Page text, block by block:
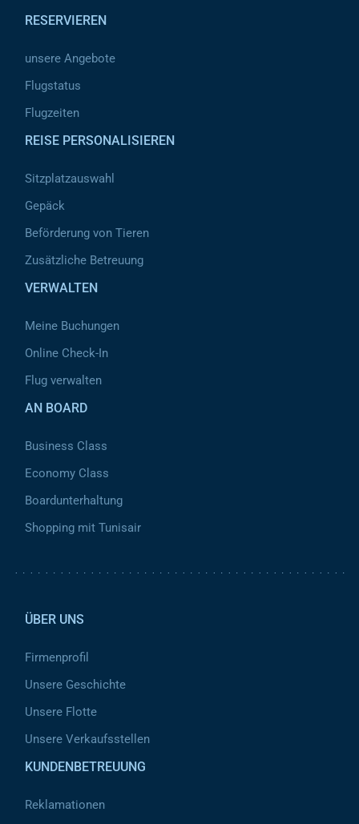
RESERVIEREN
unsere Angebote
Flugstatus
Flugzeiten
REISE PERSONALISIEREN
Sitzplatzauswahl
Gepäck
Beförderung von Tieren
Zusätzliche Betreuung
VERWALTEN
Meine Buchungen
Online Check-In
Flug verwalten
AN BOARD
Business Class
Economy Class
Boardunterhaltung
Shopping mit Tunisair
ÜBER UNS
Firmenprofil
Unsere Geschichte
Unsere Flotte
Unsere Verkaufsstellen
KUNDENBETREUUNG
Reklamationen